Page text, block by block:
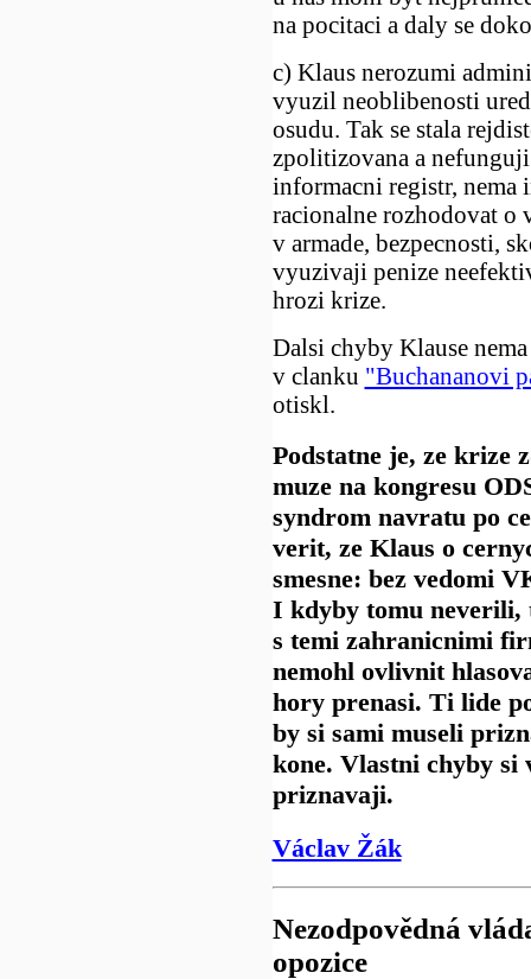
na pocitaci a daly se
c) Klaus nerozumi
vyuzil neoblibenosti
osudu. Tak se stala
zpolitizovana a
informacni registr, nema
racionalne rozhodovat o
v armade, bezpecnosti,
vyuzivaji penize
hrozi krize.
Dalsi chyby Klause
v clanku "Buchananovi
otiskl.
Podstatne je, ze krize
muze na kongresu
syndrom navratu po
verit, ze Klaus o
smesne: bez vedomi
I kdyby tomu neverili,
s temi zahranicnimi
nemohl ovlivnit
hory prenasi. Ti lide
by si sami museli
kone. Vlastni chyby si
priznavaji.
Václav Žák
Nezodpovědná
opozice